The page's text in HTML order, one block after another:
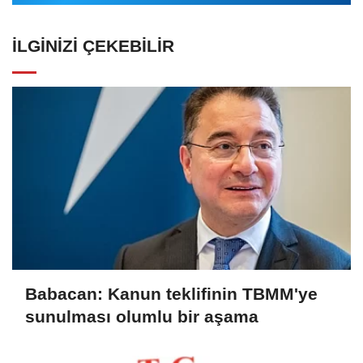
İLGINIZI ÇEKEBILIR
Babacan: Kanun teklifinin TBMM'ye
sunulması olumlu bir aşama